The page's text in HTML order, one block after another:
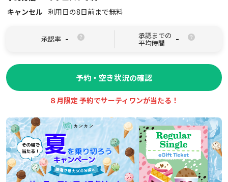
キャンセル 利用日の8日前まで無料
承認率 - 承認までの
平均時間 -
予約・空き状況の確認
８月限定 予約でサーティワンが当たる！